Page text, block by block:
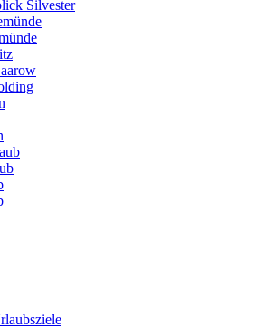
Silvester